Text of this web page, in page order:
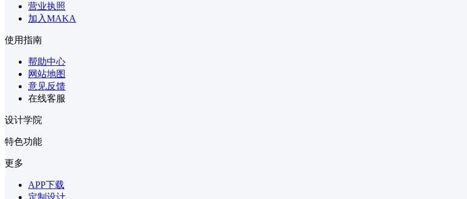
营业执照
加入MAKA
使用指南
帮助中心
网站地图
意见反馈
在线客服
设计学院
特色功能
更多
APP下载